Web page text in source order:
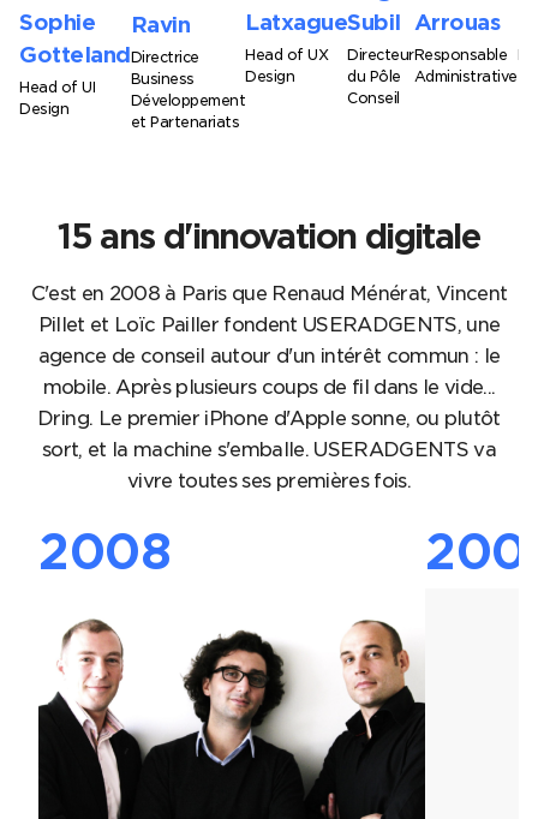
Sophie
Gotteland
Head of UI
Design
Ravin
Directrice
Business
Développement
et Partenariats
Latxague
Head of UX
Design
Subil
Directeur
du Pôle
Conseil
Arrouas
Responsable
Administrative
15 ans d'innovation digitale
C'est en 2008 à Paris que Renaud Ménérat, Vincent
Pillet et Loïc Pailler fondent USERADGENTS, une
agence de conseil autour d'un intérêt commun : le
mobile. Après plusieurs coups de fil dans le vide...
Dring. Le premier iPhone d'Apple sonne, ou plutôt
sort, et la machine s'emballe. USERADGENTS va
vivre toutes ses premières fois.
2008